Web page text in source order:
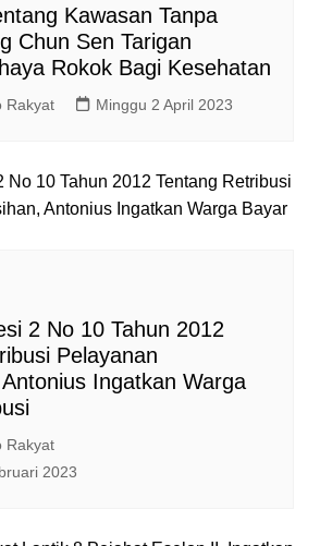
Kawasan Tanpa
Chun Sen Tarigan
Rokok Bagi Kesehatan
Rakyat Minggu 2 April 2023
2 No 10 Tahun 2012
Pelayanan
Ingatkan Warga
Rakyat
2023